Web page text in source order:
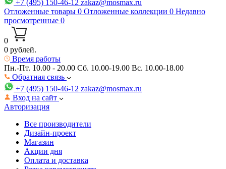
+7 (495) 150-46-12 zakaz@mosmax.ru
Отложенные товары 0 Отложенные коллекции 0 Недавно
просмотренные 0
0
0 рублей.
Время работы
Пн.-Пт. 10.00 - 20.00 Сб. 10.00-19.00 Вс. 10.00-18.00
Обратная связь
+7 (495) 150-46-12 zakaz@mosmax.ru
Вход на сайт
Авторизация
Все производители
Дизайн-проект
Магазин
Акции дня
Оплата и доставка